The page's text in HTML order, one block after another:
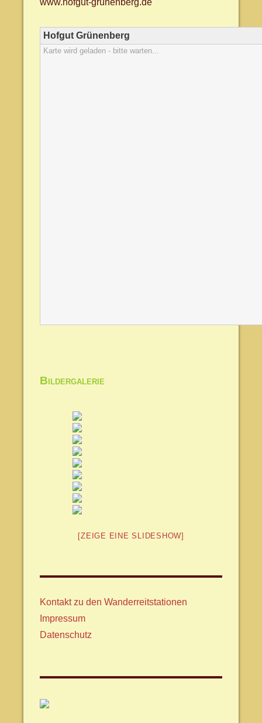
www.hofgut-grünenberg.de
Hofgut Grünenberg
Karte wird geladen - bitte warten...
Bildergalerie
[ZEIGE EINE SLIDESHOW]
Kontakt zu den Wanderreitstationen
Impressum
Datenschutz